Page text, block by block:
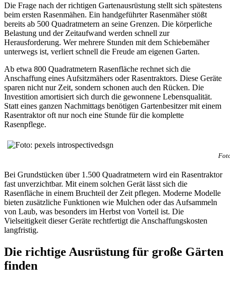
Die Frage nach der richtigen Gartenausrüstung stellt sich spätestens
beim ersten Rasenmähen. Ein handgeführter Rasenmäher stößt
bereits ab 500 Quadratmetern an seine Grenzen. Die körperliche
Belastung und der Zeitaufwand werden schnell zur
Herausforderung. Wer mehrere Stunden mit dem Schiebemäher
unterwegs ist, verliert schnell die Freude am eigenen Garten.
Ab etwa 800 Quadratmetern Rasenfläche rechnet sich die
Anschaffung eines Aufsitzmähers oder Rasentraktors. Diese Geräte
sparen nicht nur Zeit, sondern schonen auch den Rücken. Die
Investition amortisiert sich durch die gewonnene Lebensqualität.
Statt eines ganzen Nachmittags benötigen Gartenbesitzer mit einem
Rasentraktor oft nur noch eine Stunde für die komplette
Rasenpflege.
Bei Grundstücken über 1.500 Quadratmetern wird ein Rasentraktor
fast unverzichtbar. Mit einem solchen Gerät lässt sich die
Rasenfläche in einem Bruchteil der Zeit pflegen. Moderne Modelle
bieten zusätzliche Funktionen wie Mulchen oder das Aufsammeln
von Laub, was besonders im Herbst von Vorteil ist. Die
Vielseitigkeit dieser Geräte rechtfertigt die Anschaffungskosten
langfristig.
Die richtige Ausrüstung für große Gärten
finden